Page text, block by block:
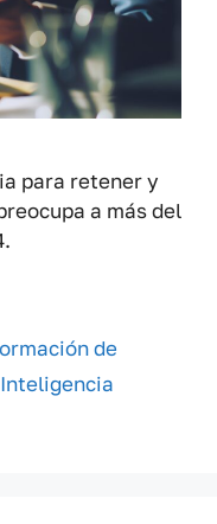
para retener y
a más del
de
Inteligencia